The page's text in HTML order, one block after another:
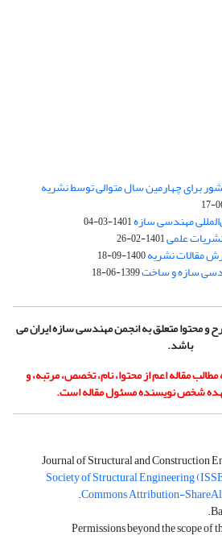
برای چهارمین سال متوالی توسط نشریه
مهندسی سازه1401-03-04
علمی1401-02-26
مقالات نشریه1400-09-18
1399-06-18
و محتوا متعلق به انجمن مهندسی سازه ایران می
باشد.
مقاله اعم از محتوا، نام، تخصص، مرتبه، و
شخص نویسنده مسئول مقاله است.
Journal of Structural and Construction
Society of Structural Engineering
Commons Attribution-
.
.
Permissions beyond the scope of